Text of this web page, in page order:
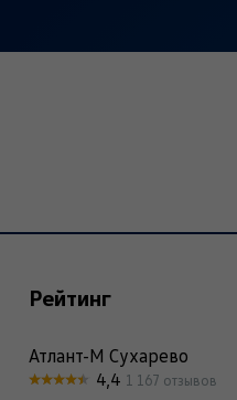
Рейтинг
Атлант-М Сухарево
4,4 1 167 отзывов